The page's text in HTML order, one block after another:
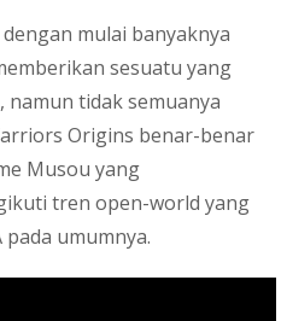
mulai banyaknya
sesuatu yang
namun tidak semuanya
Origins benar-benar
Musou yang
tren open-world yang
umumnya.